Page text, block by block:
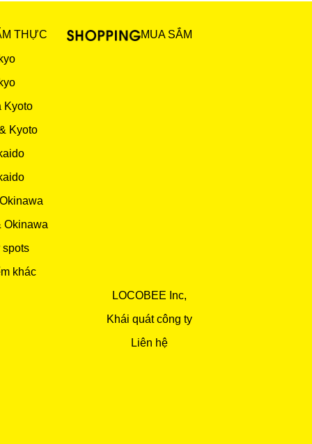
THỰC
Kyoto
Kyoto
Okinawa
spots
khác
MUA SẮM
LOCOBEE Inc,
Khái quát công ty
Liên hệ